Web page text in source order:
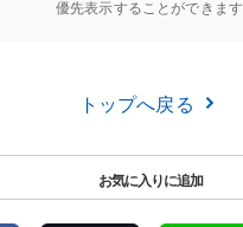
優先表示することができます
トップへ戻る